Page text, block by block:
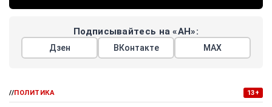
Подписывайтесь на «АН»:
Дзен ВКонтакте МАХ
//ПОЛИТИКА 13+